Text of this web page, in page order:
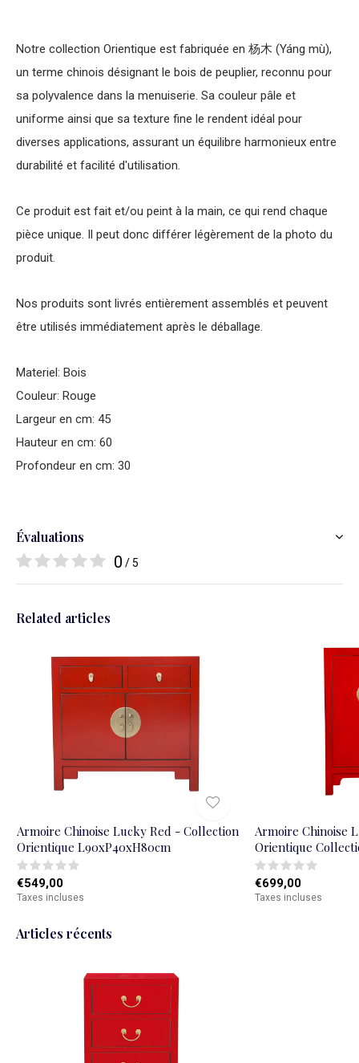
Notre collection Orientique est fabriquée en 杨木 (Yáng mù),
un terme chinois désignant le bois de peuplier, reconnu pour
sa polyvalence dans la menuiserie. Sa couleur pâle et
uniforme ainsi que sa texture fine le rendent idéal pour
diverses applications, assurant un équilibre harmonieux entre
durabilité et facilité d'utilisation.
Ce produit est fait et/ou peint à la main, ce qui rend chaque
pièce unique. Il peut donc différer légèrement de la photo du
produit.
Nos produits sont livrés entièrement assemblés et peuvent
être utilisés immédiatement après le déballage.
Materiel: Bois
Couleur: Rouge
Largeur en cm: 45
Hauteur en cm: 60
Profondeur en cm: 30
Évaluations
0 / 5
Related articles
Armoire Chinoise Lucky Red - Collection
Orientique L90xP40xH80cm
€549,00
Taxes incluses
Armoire Chinoise
Orientique
€699,00
Taxes incluses
Articles récents